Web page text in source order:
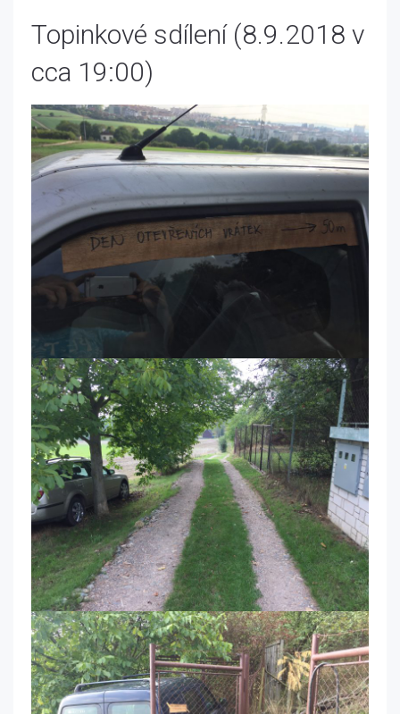
Topinkové sdílení (8.9.2018 v
cca 19:00)